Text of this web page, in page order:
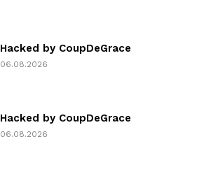
Hacked by CoupDeGrace
06.08.2026
Hacked by CoupDeGrace
06.08.2026